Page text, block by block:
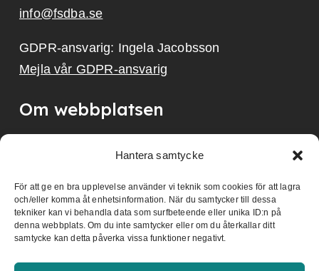
Hantera samtycke
För att ge en bra upplevelse använder vi teknik som cookies för att lagra
och/eller komma åt enhetsinformation. När du samtycker till dessa
tekniker kan vi behandla data som surfbeteende eller unika ID:n på
denna webbplats. Om du inte samtycker eller om du återkallar ditt
samtycke kan detta påverka vissa funktioner negativt.
info@fsdba.se
GDPR-ansvarig: Ingela Jacobsson
Mejla vår GDPR-ansvarig
Om webbplatsen
Personuppgifter
Dokument